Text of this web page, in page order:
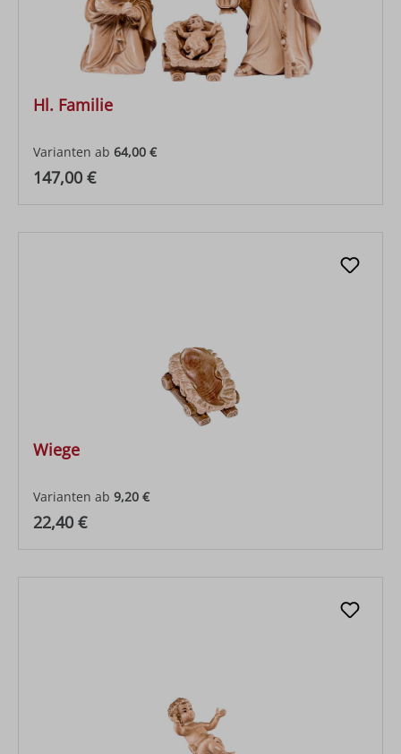
Hl. Familie
Varianten ab 64,00 €
Regulärer Preis:
147,00 €
Wiege
Varianten ab 9,20 €
Regulärer Preis:
22,40 €